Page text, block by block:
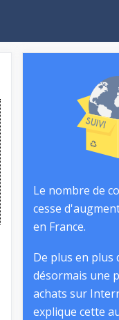
Le nombre de
cesse
en France.
De plus en plus
désormais une
achats sur
explique cette